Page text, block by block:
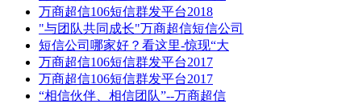
万商超信106短信群发平台2018
"与团队共同成长"万商超信短信公司
短信公司哪家好？看这里-惊现“大
万商超信106短信群发平台2017
万商超信106短信群发平台2017
“相信伙伴、相信团队”--万商超信